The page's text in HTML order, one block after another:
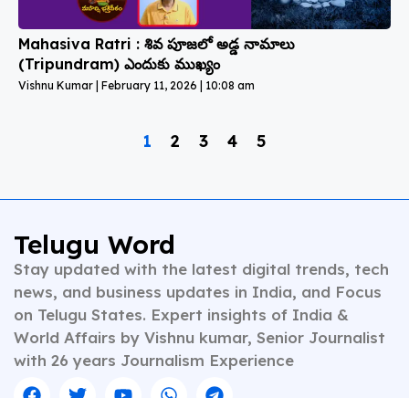
Mahasiva Ratri : శివ పూజలో అడ్డ నామాలు
(Tripundram) ఎందుకు ముఖ్యం
Vishnu Kumar February 11, 2026 10:08 am
1 2 3 4 5
Telugu Word
Stay updated with the latest digital trends, tech
news, and business updates in India, and Focus
on Telugu States. Expert insights of India &
World Affairs by Vishnu kumar, Senior Journalist
with 26 years Journalism Experience